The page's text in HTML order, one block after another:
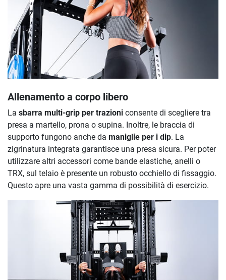
Allenamento a corpo libero
La sbarra multi-grip per trazioni consente di scegliere tra
presa a martello, prona o supina. Inoltre, le braccia di
supporto fungono anche da maniglie per i dip. La
zigrinatura integrata garantisce una presa sicura. Per poter
utilizzare altri accessori come bande elastiche, anelli o
TRX, sul telaio è presente un robusto occhiello di fissaggio.
Questo apre una vasta gamma di possibilità di esercizio.